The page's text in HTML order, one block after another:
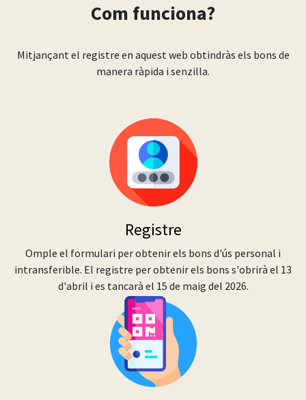
Com funciona?
Mitjançant el registre en aquest web obtindràs els bons de
manera ràpida i senzilla.
Registre
Omple el formulari per obtenir els bons d'ús personal i
intransferible. El registre per obtenir els bons s'obrirà el 13
d'abril i es tancarà el 15 de maig del 2026.